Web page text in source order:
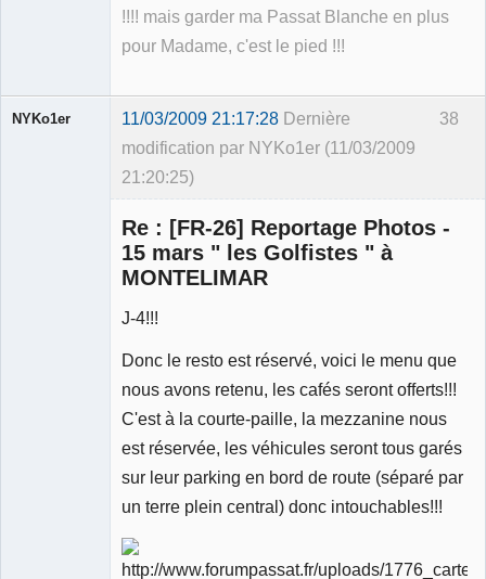
!!!! mais garder ma Passat Blanche en plus
pour Madame, c'est le pied !!!
38
NYKo1er 11/03/2009 21:17:28 Dernière
modification par NYKo1er (11/03/2009
21:20:25)
Re : [FR-26] Reportage Photos -
15 mars " les Golfistes " à
MONTELIMAR
J-4!!!
Donc le resto est réservé, voici le menu que
nous avons retenu, les cafés seront offerts!!!
C'est à la courte-paille, la mezzanine nous
est réservée, les véhicules seront tous garés
sur leur parking en bord de route (séparé par
un terre plein central) donc intouchables!!!